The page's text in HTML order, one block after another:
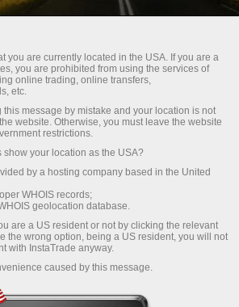
开设交易账户
开设模拟帐户
际交易会议上，InstaTrade公司展示
you are currently located in the USA. If you are a
you are prohibited from using the services of
online trading, online transfers,
etc.
this message by mistake and your location is not
website. Otherwise, you must leave the website
restrictions.
your location as the USA?
by a hosting company based in the United
WHOIS records;
geolocation database.
are a US resident or not by clicking the relevant
the wrong option, being a US resident, you will not
with InstaTrade anyway.
caused by this message.